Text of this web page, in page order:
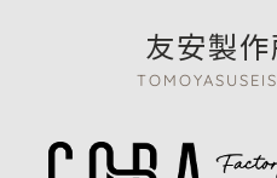
友安製